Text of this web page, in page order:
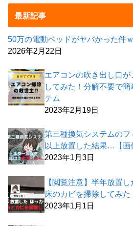
最新記事
50万の電動ベッドがヤバかった件
2026年2月22日
エアコンの吹き出し口
してみた！分解不要で
テム
2023年2月19日
第三種換気システムの
以上放置した結果…【画
2023年1月3日
【閲覧注意】半年放置
床のカビを掃除してみた
2023年1月1日